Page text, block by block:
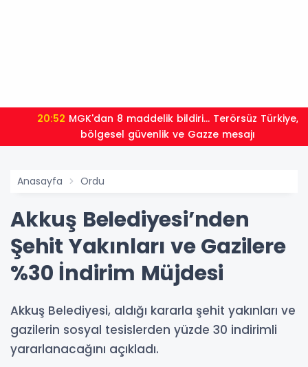
20:52MGK'dan 8 maddelik bildiri... Terörsüz Türkiye,
bölgesel güvenlik ve Gazze mesajı
Anasayfa Ordu
Akkuş Belediyesi’nden
Şehit Yakınları ve Gazilere
%30 İndirim Müjdesi
Akkuş Belediyesi, aldığı kararla şehit yakınları ve
gazilerin sosyal tesislerden yüzde 30 indirimli
yararlanacağını açıkladı.